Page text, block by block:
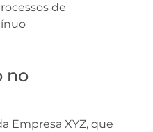
de
no
Empresa XYZ, que